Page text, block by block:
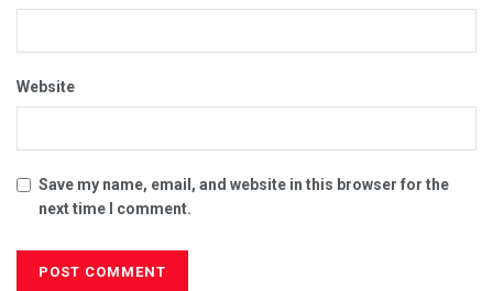
Website
Save my name, email, and website in this browser for the
next time I comment.